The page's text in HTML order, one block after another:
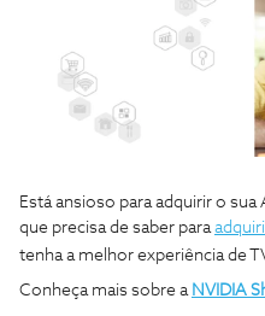
Está ansioso para adquirir o
que precisa de saber para
tenha a melhor experiência de
Conheça mais sobre a NVIDIA